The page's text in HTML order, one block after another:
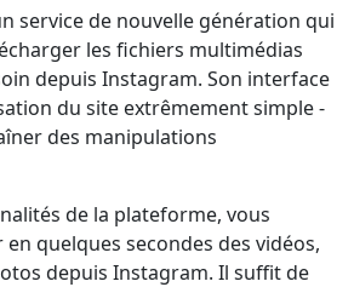
service de nouvelle génération qui
les fichiers multimédias
depuis Instagram. Son interface
du site extrêmement simple -
des manipulations
de la plateforme, vous
quelques secondes des vidéos,
depuis Instagram. Il suffit de